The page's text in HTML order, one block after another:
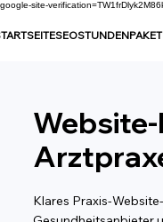
google-site-
SEO
Klares Praxis-